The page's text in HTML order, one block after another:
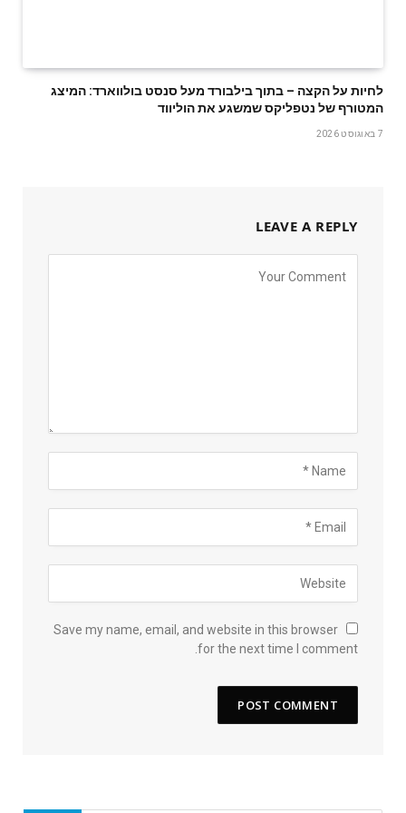
לחיות על הקצה – בתוך בילבורד מעל סנסט בולווארד: המיצג
המטורף של נטפליקס שמשגע את הוליווד
7 באוגוסט 2026
LEAVE A REPLY
Save my name, email, and website in this browser
for the next time I comment.